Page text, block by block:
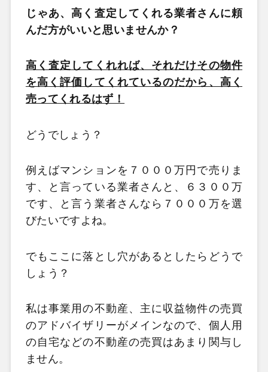
じゃあ、高く査定してくれる業者さんに頼
んだ方がいいと思いませんか？
高く査定してくれれば、それだけその物件
を高く評価してくれているのだから、高く
売ってくれるはず！
どうでしょう？
例えばマンションを７０００万円で売りま
す、と言っている業者さんと、６３００万
です、と言う業者さんなら７０００万を選
びたいですよね。
でもここに落とし穴があるとしたらどうで
しょう？
私は事業用の不動産、主に収益物件の売買
のアドバイザリーがメインなので、個人用
の自宅などの不動産の売買はあまり関与し
ません。